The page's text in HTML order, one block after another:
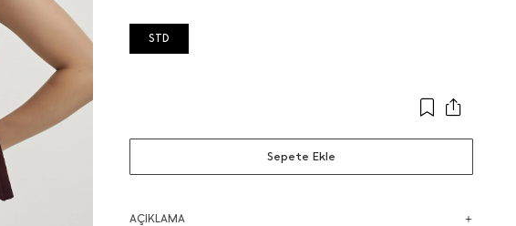
STD
Sepete Ekle
AÇIKLAMA